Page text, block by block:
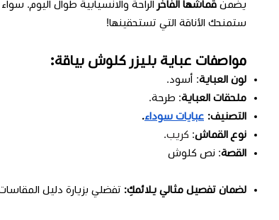
يضمن قماشها الفاخر الراحة والانسيابية طوال اليوم.
ستمنحك الأناقة التي تستحقينها!
مواصفات عباية بليزر كلوش بياقة:
لون العباية: أسود.
ملحقات العباية: طرحة.
التصنيف: عبايات سوداء.
نوع القماش: كريب.
القصة: نص كلوش
لضمان تفصيل مثالي يلائمكِ: تفضلي بزيارة دليل